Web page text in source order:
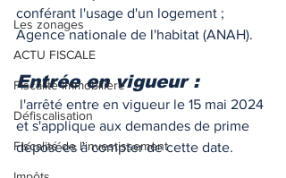
Les zonages
ACTU FISCALE
Fiscalité immobilière
Défiscalisation
Fiscalité de l'investissement
conférant l'usage d'un logement ;
Agence nationale de l'habitat (ANAH).
Entrée en vigueur :
et s'applique aux demandes de prime
déposées à compter de cette date.